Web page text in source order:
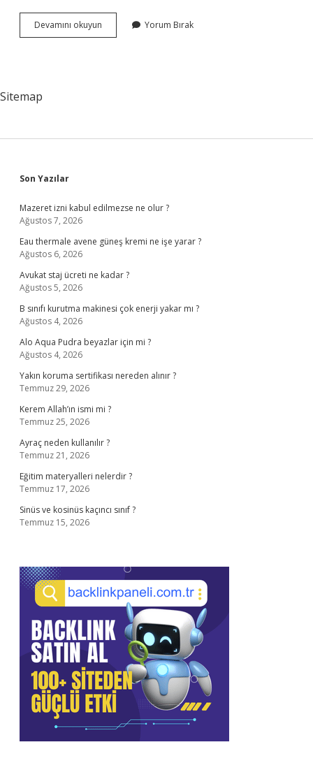
Devamını okuyun
Numarası
Yorum Bırak
Sitemap
Sidebar
Son Yazılar
Mazeret izni kabul edilmezse ne olur ?
Ağustos 7, 2026
Eau thermale avene güneş kremi ne işe yarar ?
Ağustos 6, 2026
Avukat staj ücreti ne kadar ?
Ağustos 5, 2026
B sınıfı kurutma makinesi çok enerji yakar mı ?
Ağustos 4, 2026
Alo Aqua Pudra beyazlar için mi ?
Ağustos 4, 2026
Yakın koruma sertifikası nereden alınır ?
Temmuz 29, 2026
Kerem Allah’ın ismi mi ?
Temmuz 25, 2026
Ayraç neden kullanılır ?
Temmuz 21, 2026
Eğitim materyalleri nelerdir ?
Temmuz 17, 2026
Sinüs ve kosinüs kaçıncı sınıf ?
Temmuz 15, 2026